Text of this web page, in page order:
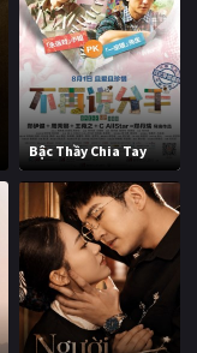
Bậc Thầy Chia Tay